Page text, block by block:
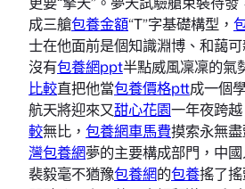
成三艙包養金額“T”字基礎構型，
士在他面前是個知識淵博、和藹
沒有包養網ppt半點威風凜凜的氣
比較直把他當包養價格ptt成一個
航天將迎來又甜心花園一年夜跨越
較無比， 包養網車馬費摸索永無盡
灣包養網夢的主要構成部門， 中
裴毅毫不猶豫包養網的包養搖了